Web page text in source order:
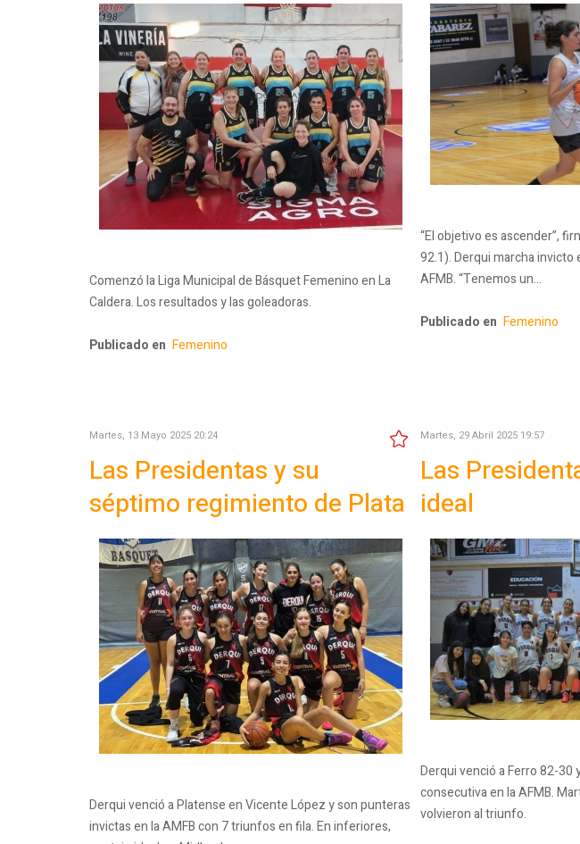
Comenzó la Liga Municipal de Básquet Femenino en La
Caldera. Los resultados y las goleadoras.
Publicado en Femenino
“El objetivo es ascender”,
92.1). Derqui marcha invicto
AFMB. “Tenemos un…
Publicado en Femenino
Martes, 13 Mayo 2025 20:24
Las Presidentas y su
séptimo regimiento de Plata
Derqui venció a Platense en Vicente López y son punteras
invictas en la AMFB con 7 triunfos en fila. En inferiores,
Martes, 29 Abril 2025 19:57
Las
ideal
Derqui venció a Ferro 82-30
consecutiva en la AFMB.
volvieron al triunfo.